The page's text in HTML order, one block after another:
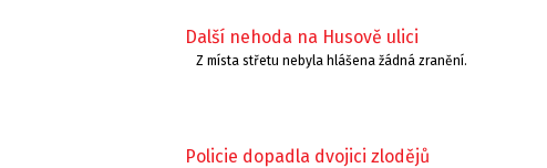
Další nehoda na Husově ulici
Z místa střetu nebyla hlášena žádná zranění.
Policie dopadla dvojici zlodějů